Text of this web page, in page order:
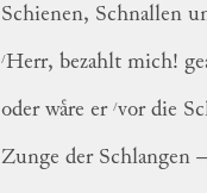
Schienen, Schnallen
/Herr, bezahlt mich!
oder waͤre er /vor die
Zunge der Schlangen